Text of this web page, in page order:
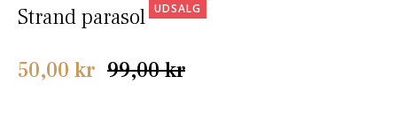
Strand parasol UDSALG
50,00 kr Normalpris
99,00 kr